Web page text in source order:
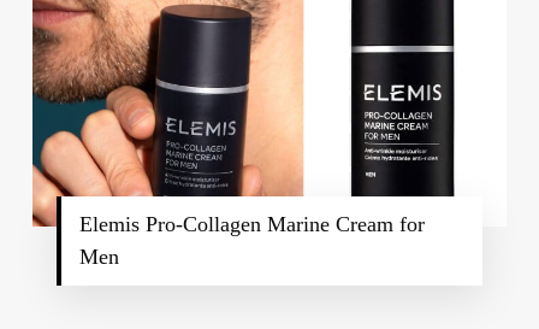
Elemis Pro-Collagen Marine Cream for
Men